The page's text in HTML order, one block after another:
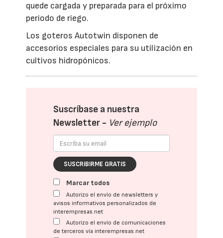
quede cargada y preparada para el próximo
periodo de riego.
Los goteros Autotwin disponen de
accesorios especiales para su utilización en
cultivos hidropónicos.
Suscríbase a nuestra
Newsletter - Ver ejemplo
SUSCRIBIRME GRATIS
Marcar todos
Autorizo el envío de newsletters y
avisos informativos personalizados de
interempresas.net
Autorizo el envío de comunicaciones
de terceros vía interempresas.net